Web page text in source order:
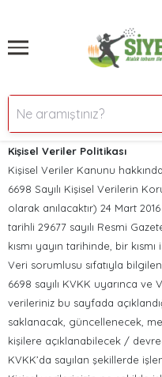
Kişisel Veriler Politikası
Kişisel Veriler Kanunu
6698 Sayılı Kişisel Verilerin
olarak anılacaktır) 24 Mart
tarihli 29677 sayılı Resmi
kısmı yayın tarihinde, bir
Veri sorumlusu sıfatıyla
6698 sayılı KVKK uyarınca ve
verileriniz bu sayfada
saklanacak, güncellenecek,
kişilere açıklanabilecek /
KVKK’da sayılan şekillerde